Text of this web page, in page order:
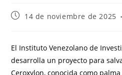
14 de noviembre de 2025
El Instituto Venezolano de
desarrolla un proyecto para
Ceroxylon, conocida como